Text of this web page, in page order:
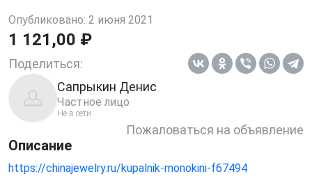
Опубликовано: 2 июня 2021
1 121,00 ₽
Поделиться:
Сапрыкин Денис
Частное лицо
Не в сети
Пожаловаться на объявление
Описание
https://chinajewelry.ru/kupalnik-monokini-f67494